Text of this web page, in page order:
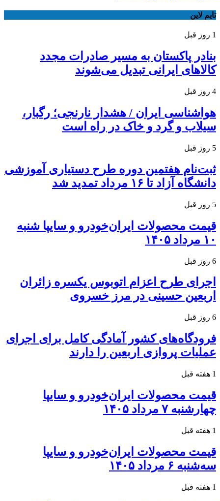
تایم لاین
1 روز قبل
بنادر پاکستان به مسیر صادرات مجدد
کالاهای ایرانی تبدیل می‌شوند
4 روز قبل
هواشناسی ایران / هشدار نارنجی؛ رگبار،
سیلاب و گرد و خاک در راه است
5 روز قبل
ثبت‌نام هفتمین دوره طرح دستیاری آموزشی
دانشگاه آزاد تا ۱۶ مرداد تمدید شد
5 روز قبل
قیمت محصولات ایران‌خودرو و سایپا شنبه
۱۰ مرداد ۱۴۰۵
6 روز قبل
اجرای طرح اعزام اتوبوس یکسره زائران
اربعین حسینی در مرز خسروی
6 روز قبل
فرودگاه‌های کشور آمادگی کامل برای اجرای
عملیات پروازی اربعین را دارند
1 هفته قبل
قیمت محصولات ایران‌خودرو و سایپا
چهارشنبه ۷ مرداد ۱۴۰۵
1 هفته قبل
قیمت محصولات ایران‌خودرو و سایپا
سه‌شنبه ۶ مرداد ۱۴۰۵
1 هفته قبل